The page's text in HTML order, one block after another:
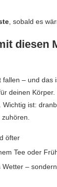
, sobald es
diesen
– und das
deinen
ist:
öfter
Tee oder
–